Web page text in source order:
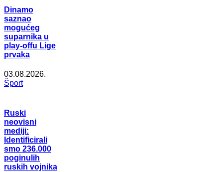
Dinamo
saznao
mogućeg
suparnika u
play-offu Lige
prvaka
03.08.2026.
Šport
Ruski
neovisni
mediji:
Identificirali
smo 236.000
poginulih
ruskih vojnika